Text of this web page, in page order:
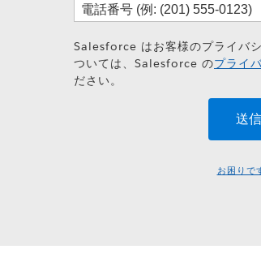
Salesforce はお客様のプライバ
ついては、Salesforce のプライ
ださい。
お困りで